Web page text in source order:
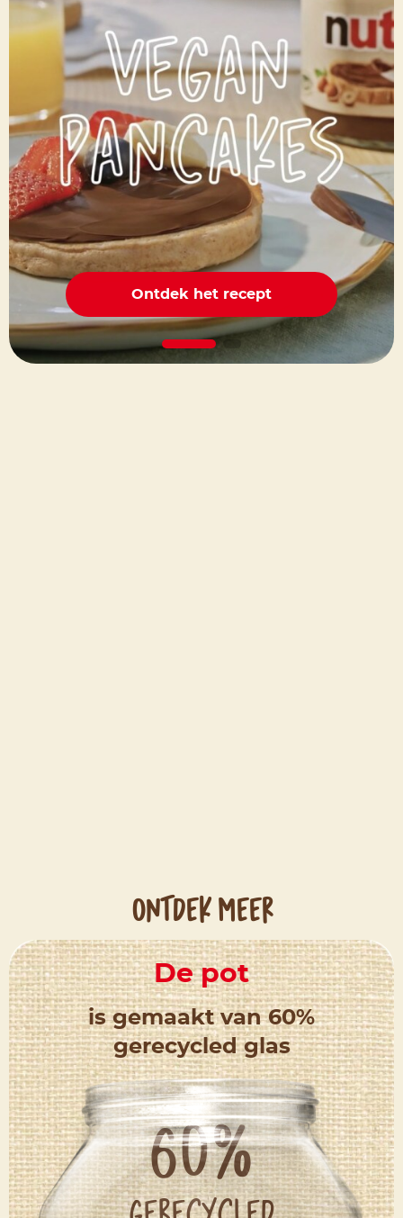
Ontdek het recept
ONTDEK MEER
De pot
is gemaakt van 60%
gerecycled glas
60%
gerecycled